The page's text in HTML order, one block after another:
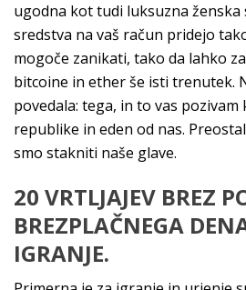
ugodna kot tudi luksuzna ženska
sredstva na vaš račun pridejo
mogoče zanikati, tako da lahko
bitcoine in ether še isti trenutek.
povedala: tega, in to vas
republike in eden od nas.
smo stakniti naše glave.
20 VRTLJAJEV BREZ
BREZPLAČNEGA
IGRANJE.